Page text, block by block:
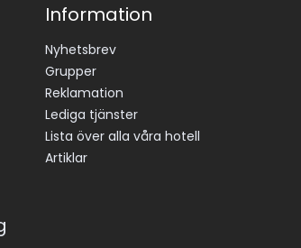
Information
Nyhetsbrev
Grupper
Reklamation
Lediga tjänster
Lista över alla våra hotell
Artiklar